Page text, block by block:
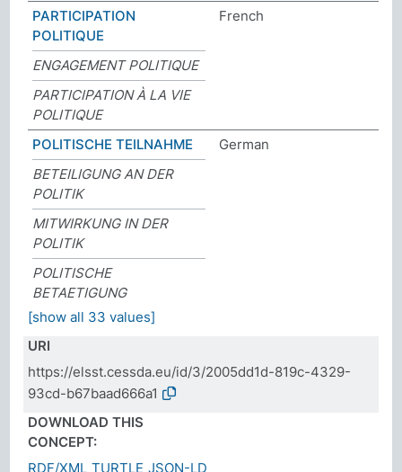
PARTICIPATION
POLITIQUE
French
ENGAGEMENT POLITIQUE
PARTICIPATION À LA VIE
POLITIQUE
POLITISCHE TEILNAHME
German
BETEILIGUNG AN DER
POLITIK
MITWIRKUNG IN DER
POLITIK
POLITISCHE
BETAETIGUNG
[show all 33 values]
URI
https://elsst.cessda.eu/id/3/2005dd1d-819c-4329-
93cd-b67baad666a1
DOWNLOAD THIS
CONCEPT:
RDF/XML TURTLE JSON-LD